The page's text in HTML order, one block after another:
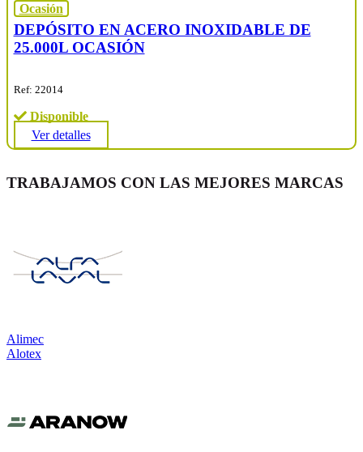
Ocasión
DEPÓSITO EN ACERO INOXIDABLE DE
25.000L OCASIÓN
Ref: 22014
Disponible
Ver detalles
TRABAJAMOS CON LAS MEJORES MARCAS
Alimec
Alotex